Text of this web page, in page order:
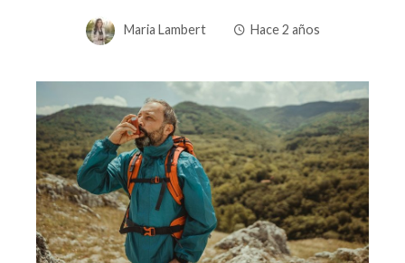
Maria Lambert Hace 2 años